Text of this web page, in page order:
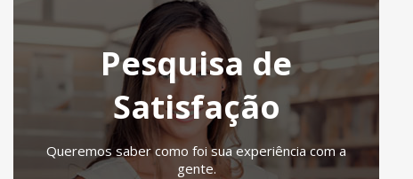
Pesquisa de
Satisfação
Queremos saber como foi sua experiência com a
gente.